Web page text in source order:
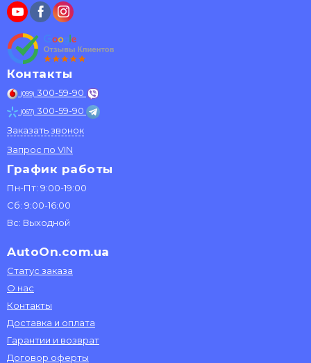
Контакты
(099) 300-59-90
(067) 300-59-90
Заказать звонок
Запрос по VIN
График работы
Пн-Пт: 9:00-19:00
Сб: 9:00-16:00
Вс: Выходной
AutoOn.com.ua
Статус заказа
О нас
Контакты
Доставка и оплата
Гарантии и возврат
Договор оферты